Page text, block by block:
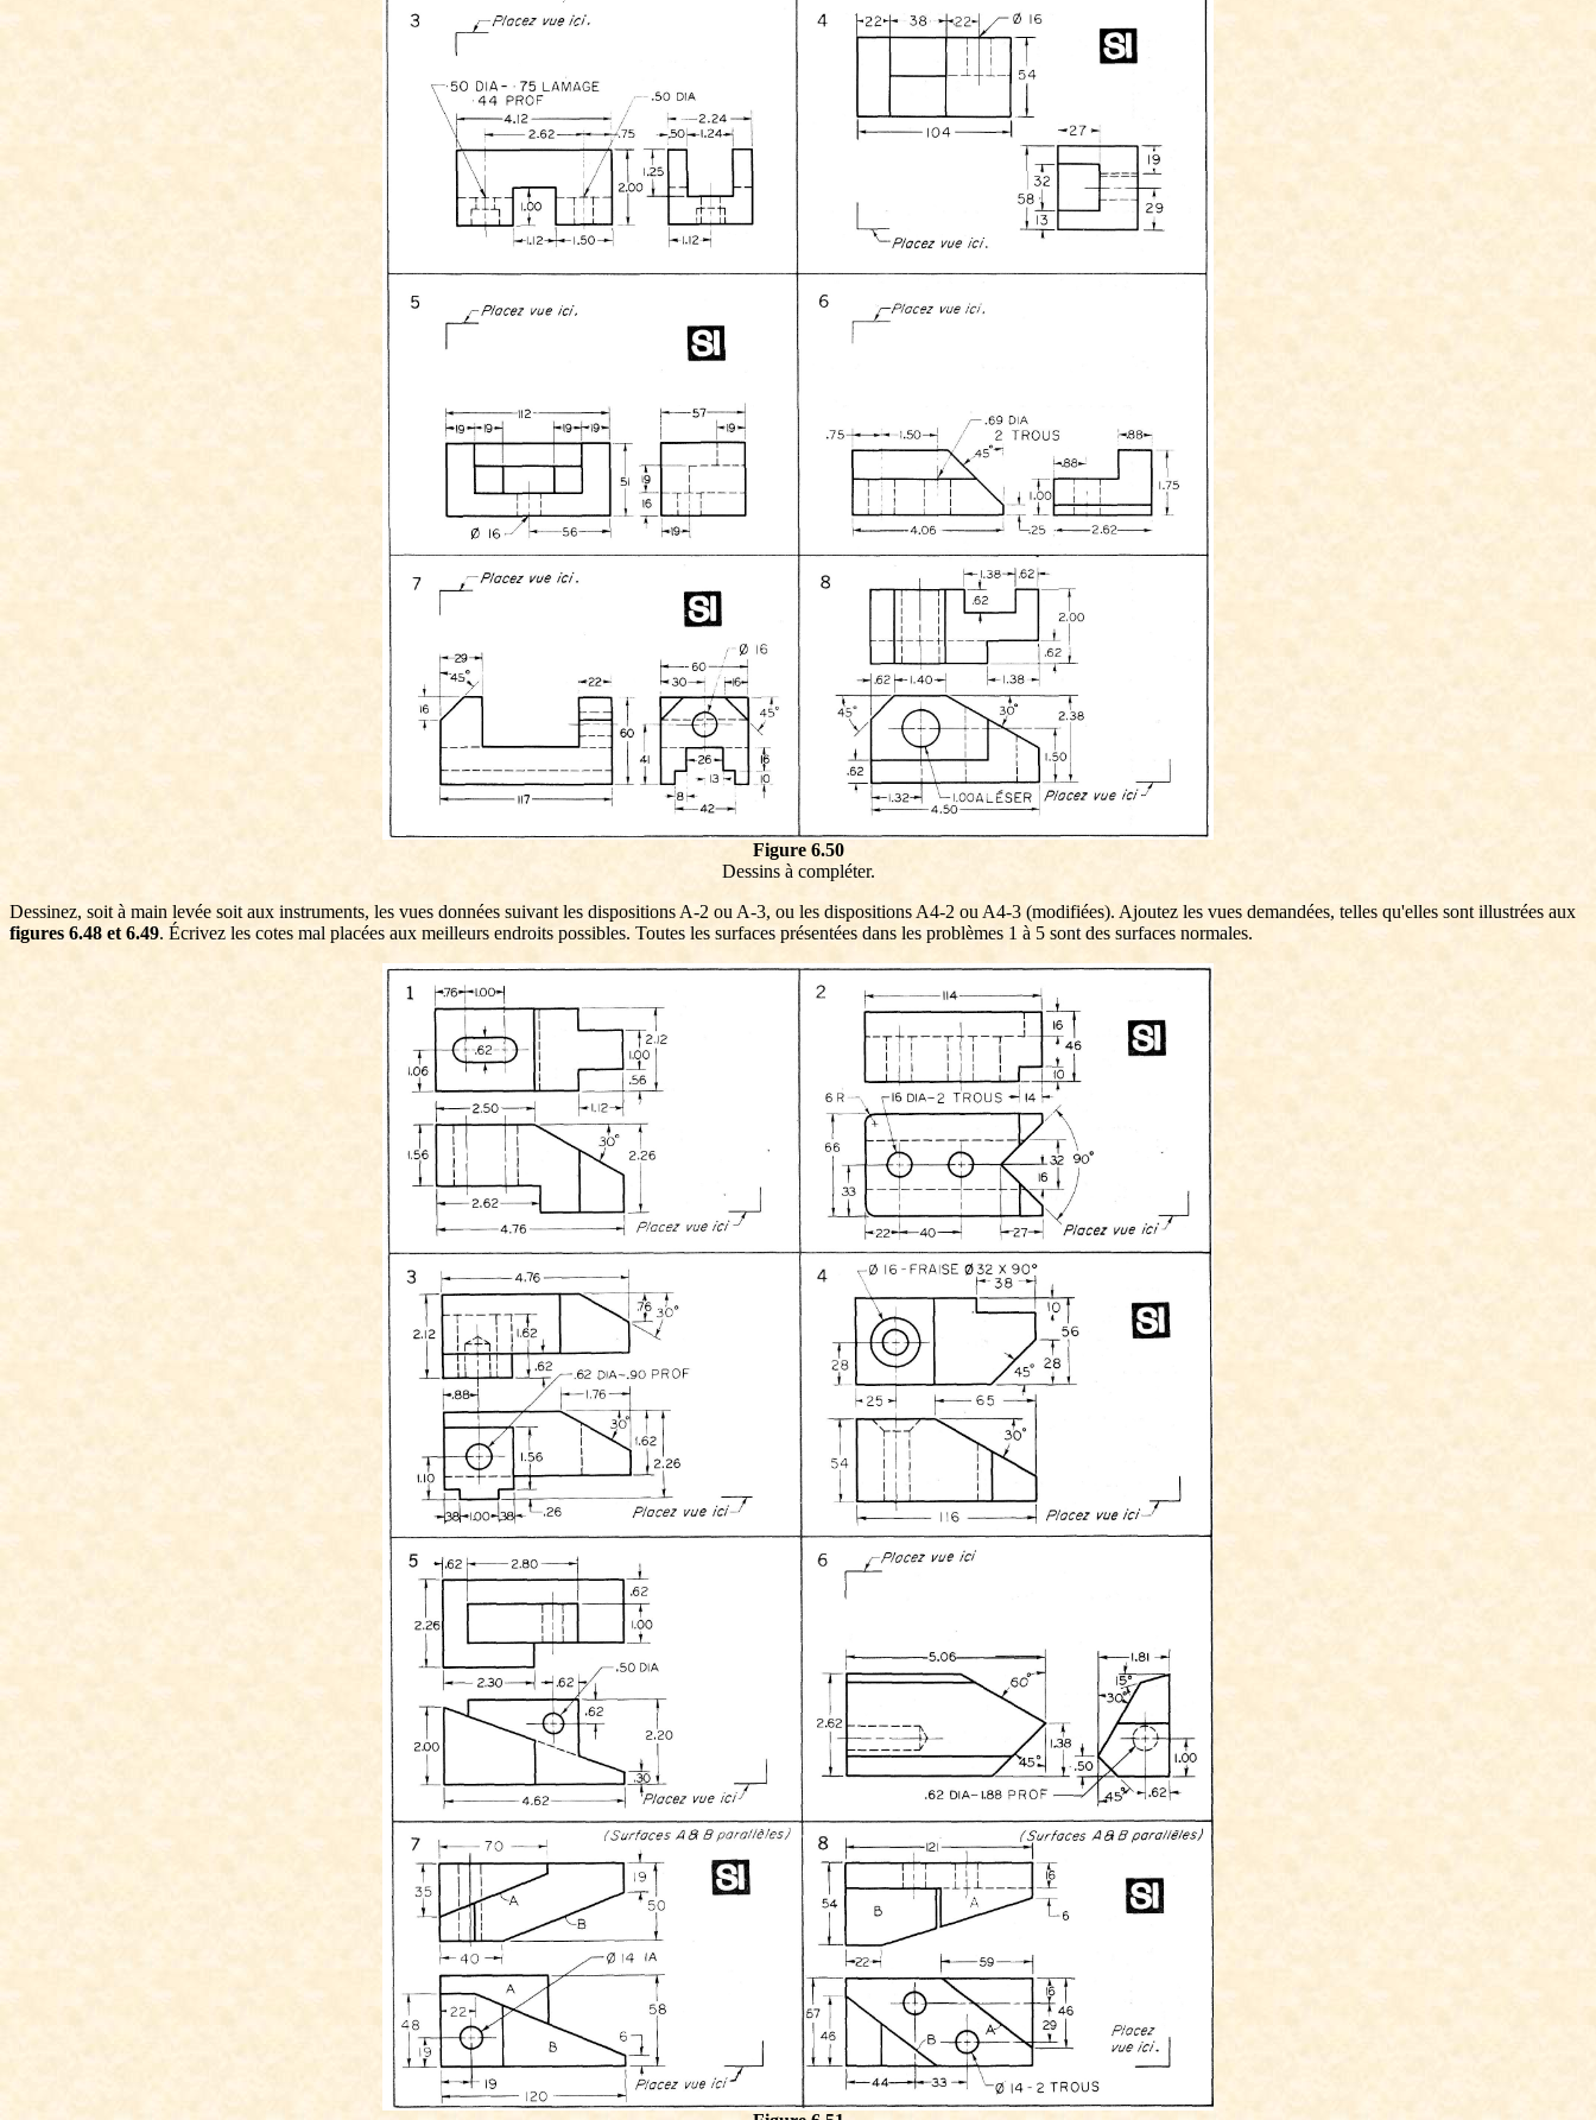
Figure 6.50
Dessins à compléter.
Dessinez, soit à main levée soit aux instruments, les vues données suivant les dispositions A-2 ou A-3, ou les dispositions A4-2 ou A4-3 (modifiées). Ajoutez les vues demandées, telles qu'elles sont illustrées aux
figures 6.48 et 6.49. Écrivez les cotes mal placées aux meilleurs endroits possibles. Toutes les surfaces présentées dans les problèmes 1 à 5 sont des surfaces normales.